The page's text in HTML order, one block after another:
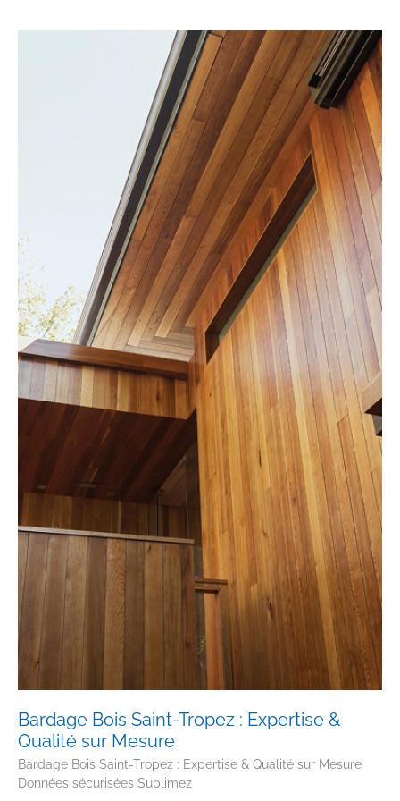
Projets
Bardage Bois Saint-Tropez : Expertise &
Qualité sur Mesure
Bardage Bois Saint-Tropez : Expertise & Qualité sur Mesure
Données sécurisées Sublimez